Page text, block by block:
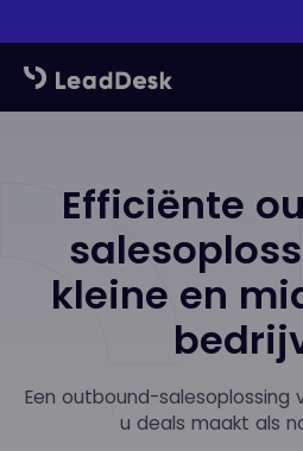
Efficiënte
kleine en
Een outbound-salesoplossing
u deals maakt als